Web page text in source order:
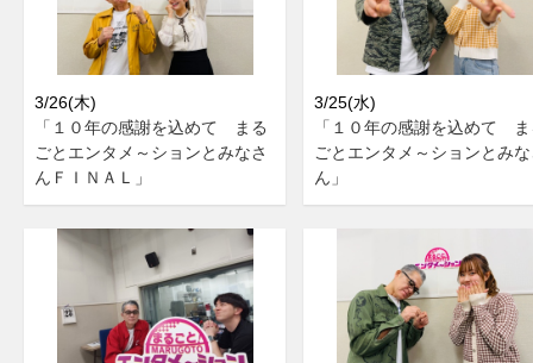
3/26(木)
「１０年の感謝を込めて まる
ごとエンタメ～ションとみなさ
んＦＩＮＡＬ」
3/25(水)
「１０年の感謝を込めて
ごとエンタメ～ションとみ
ん」